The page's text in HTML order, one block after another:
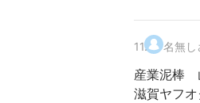
11. 名無し
産業泥棒
滋賀ヤフ